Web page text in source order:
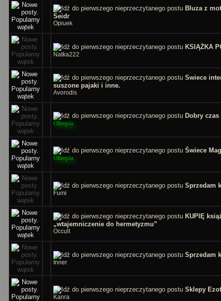
Bluza z
Seidr
Opiuek
KSIĄŻKA
Natka222
Swiece
suszone pajaki i inne.
Avorodis
Dobry
Olimpia
Świece
Olimpia
Sprzedam
Fumi
KUPIĘ
„wtajemniczenie do hermetyzmu”
Occult
Sprzedam
Inner
Sklepy
Kanra